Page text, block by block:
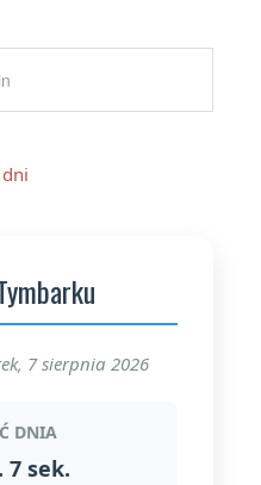
7 sierpnia 2026
DNIA
7 sek.